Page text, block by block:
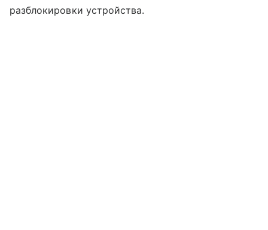
разблокировки устройства.